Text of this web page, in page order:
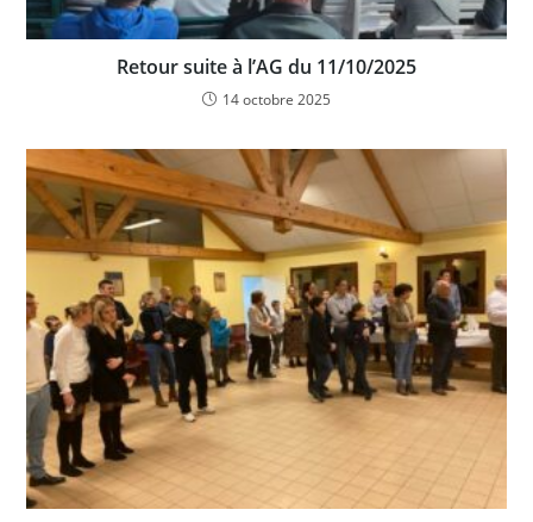
Retour suite à l’AG du 11/10/2025
14 octobre 2025